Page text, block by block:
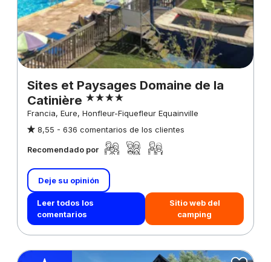
Sites et Paysages Domaine de la
Catinière
Francia, Eure, Honfleur-Fiquefleur Equainville
8,55 - 636 comentarios de los clientes
Recomendado por
Deje su opinión
Leer todos los
comentarios
Sitio web del
camping